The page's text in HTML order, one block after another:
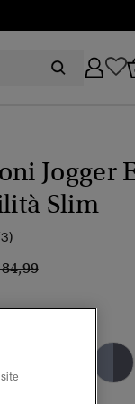
Jogger
Slim
ridotto da
a